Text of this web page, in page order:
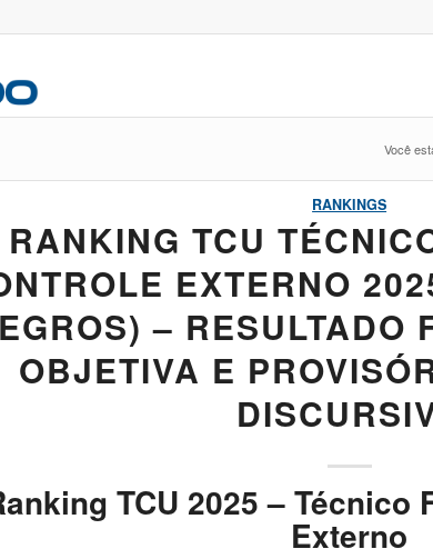
Você
RANKINGS
RANKING TCU
EXTERNO
– RESULTADO
OBJETIVA E
TCU 2025 – Técnico
Externo